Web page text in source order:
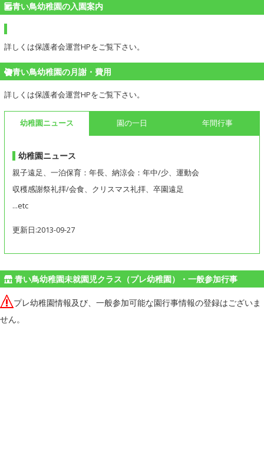
青い鳥幼稚園の入園案内
詳しくは保護者会運営HPをご覧下さい。
青い鳥幼稚園の月謝・費用
詳しくは保護者会運営HPをご覧下さい。
幼稚園ニュース 園の一日 年間行事
幼稚園ニュース
親子遠足、一泊保育：年長、納涼会：年中/少、運動会
収穫感謝祭礼拝/会食、クリスマス礼拝、卒園遠足
…etc
更新日:2013-09-27
青い鳥幼稚園未就園児クラス（プレ幼稚園）・一般参加行事
プレ幼稚園情報及び、一般参加可能な園行事情報の登録はございま
せん。